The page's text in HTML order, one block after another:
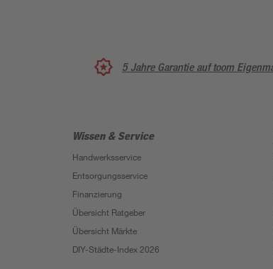
5 Jahre Garantie auf toom
Wissen & Service
Handwerksservice
Entsorgungsservice
Finanzierung
Übersicht Ratgeber
Übersicht Märkte
DIY-Städte-Index 2026